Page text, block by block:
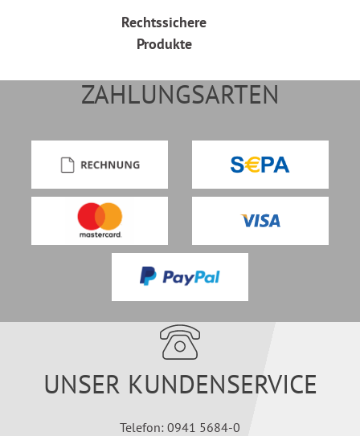
Rechtssichere
Produkte
ZAHLUNGSARTEN
UNSER KUNDENSERVICE
Telefon: 0941 5684-0